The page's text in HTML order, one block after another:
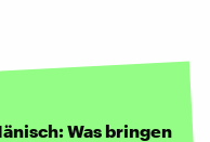
Was bringen